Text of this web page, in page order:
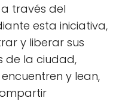
través del
esta iniciativa,
y liberar sus
de la ciudad,
y lean,